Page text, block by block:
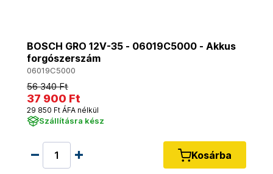
BOSCH GRO 12V-35 - 06019C5000 - Akkus
forgószerszám
06019C5000
56 340 Ft
37 900 Ft
29 850 Ft ÁFA nélkül
Szállításra kész
Kosárba